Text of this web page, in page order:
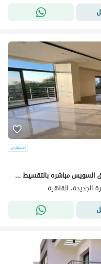
شقه 3غرف امام مطار القاهره على طريق السويس مباشره بالتقسيط على 12 سنه للبيع فى كمبوند تاج سيتى ب خصم مميز (واجهه بحري )taj city new cairo
الجديدة، القاهرة